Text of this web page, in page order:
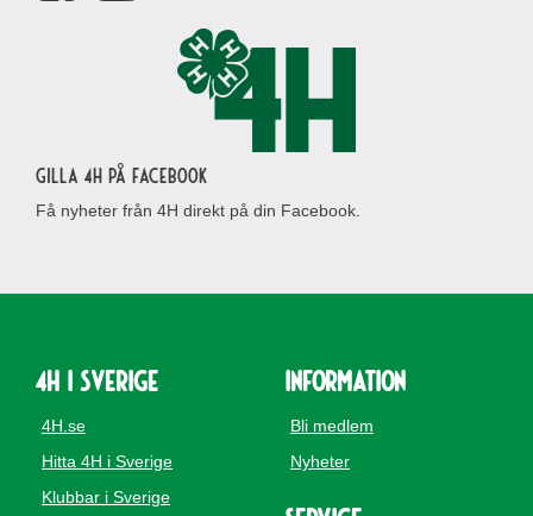
Gilla 4H på Facebook
Få nyheter från 4H direkt på din Facebook.
4H i Sverige
4H.se
Hitta 4H i Sverige
Klubbar i Sverige
Information
Bli medlem
Nyheter